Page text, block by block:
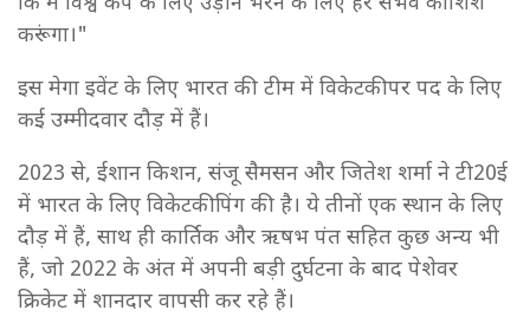
करूंगा।"
इस मेगा इवेंट के लिए भारत की टीम में विकेटकीपर पद के लिए
कई उम्मीदवार दौड़ में हैं।
2023 से, ईशान किशन, संजू सैमसन और जितेश शर्मा ने टी20ई
में भारत के लिए विकेटकीपिंग की है। ये तीनों एक स्थान के लिए
दौड़ में हैं, साथ ही कार्तिक और ऋषभ पंत सहित कुछ अन्य भी
हैं, जो 2022 के अंत में अपनी बड़ी दुर्घटना के बाद पेशेवर
क्रिकेट में शानदार वापसी कर रहे हैं।